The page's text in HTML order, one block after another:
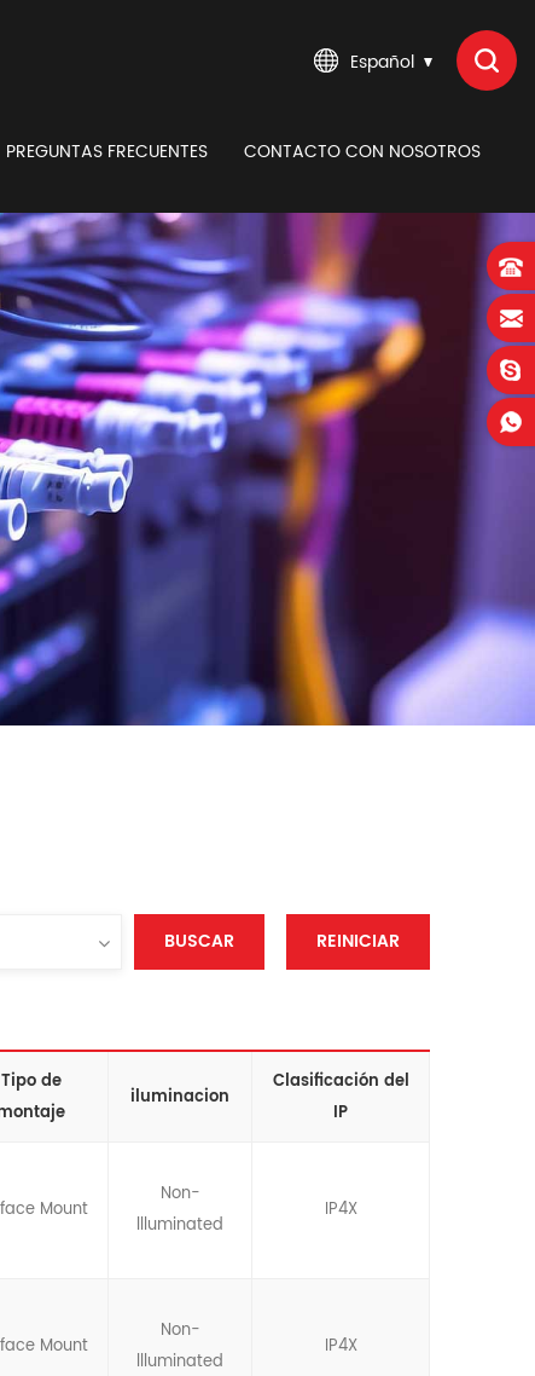
Español
PREGUNTAS FRECUENTES CONTACTO CON NOSOTROS
BUSCAR REINICIAR
Tipo de
iluminacion
Clasificación del
IP
Mount
Non-
llluminated
IP4X
Mount
Non-
llluminated
IP4X